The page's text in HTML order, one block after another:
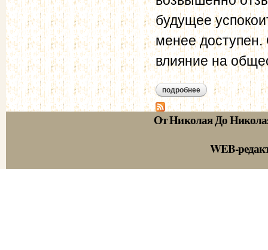
будущее
менее
влияние на
подробнее о краткий обзор
От Николая До
WEB-